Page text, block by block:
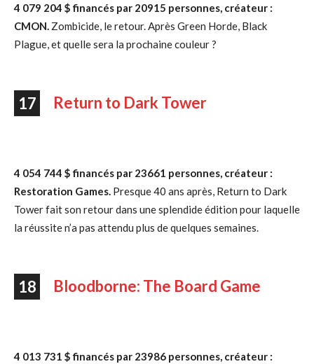
4 079 204 $ financés par 20915 personnes, créateur :
CMON. Zombicide, le retour. Après Green Horde, Black
Plague, et quelle sera la prochaine couleur ?
17 Return to Dark Tower
4 054 744 $ financés par 23661 personnes, créateur :
Restoration Games. Presque 40 ans après, Return to Dark
Tower fait son retour dans une splendide édition pour laquelle
la réussite n’a pas attendu plus de quelques semaines.
18 Bloodborne: The Board Game
4 013 731 $ financés par 23986 personnes, créateur :